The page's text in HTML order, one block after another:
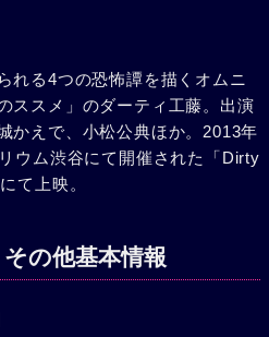
れる4つの恐怖譚を描くオムニ
ススメ」のダーティ工藤。出演
かえで、小松公典ほか。2013年
ウム渋谷にて開催された「Dirty
て上映。
の他基本情報